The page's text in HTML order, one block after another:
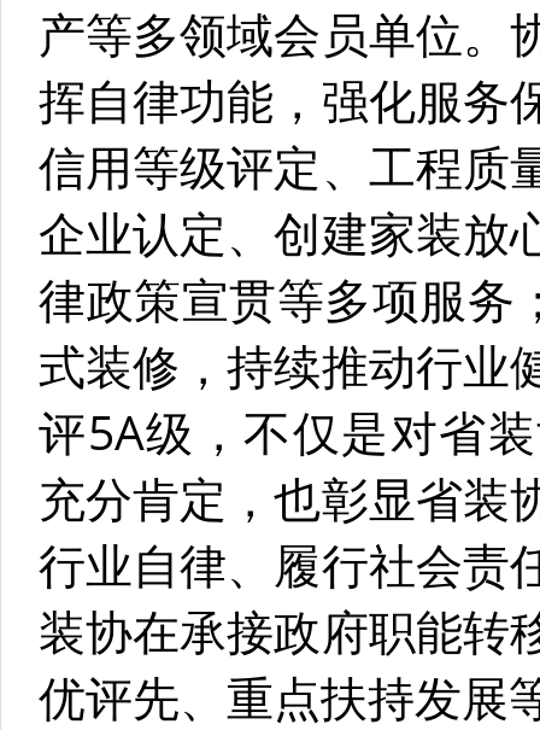
产等多领域会员单位。
挥自律功能，强化服务
信用等级评定、工程质
企业认定、创建家装放
律政策宣贯等多项服务
式装修，持续推动行业
评5A级，不仅是对省
充分肯定，也彰显省装
行业自律、履行社会责
装协在承接政府职能转
优评先、重点扶持发展